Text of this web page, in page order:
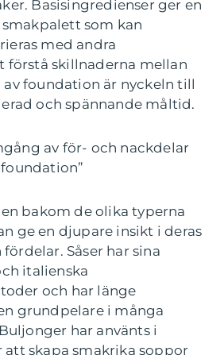
Basisingredienser ger en
som kan
med andra
förstå skillnaderna mellan
foundation är nyckeln till
och spännande måltid.
av för- och nackdelar
bakom de olika typerna
ge en djupare insikt i deras
Såser har sina
italienska
och har länge
grundpelare i många
har använts i
att skapa smakrika soppor